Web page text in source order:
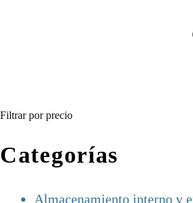
Filtrar por precio
Categorías
Almacenamiento interno y